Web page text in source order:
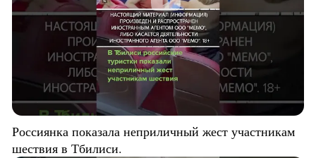
Россиянка показала неприличный жест участникам
шествия в Тбилиси.